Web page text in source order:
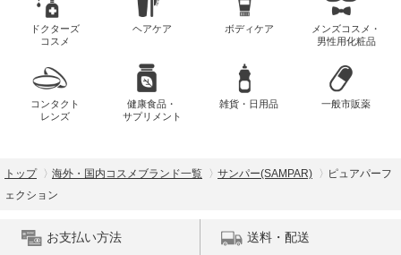
ドクターズ
コスメ
ヘアケア ボディケア
メンズコスメ・
男性用化粧品
コンタクト
レンズ
健康食品・
サプリメント
雑貨・日用品 一般市販薬
トップ 海外・国内コスメブランド一覧 サンパー(SAMPAR)
ピュアパーフ
ェクション
お支払い方法 送料・配送